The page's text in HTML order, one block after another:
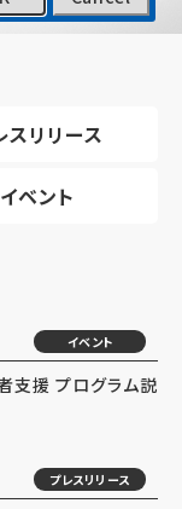
スリリース
イベント
イベント
支援 プログラム説
プレスリリース